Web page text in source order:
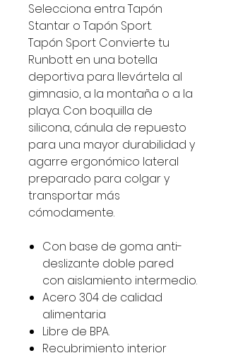
Selecciona entra Tapón
Stantar o Tapón Sport.
Tapón Sport Convierte tu
Runbott en una botella
deportiva para llevártela al
gimnasio, a la montaña o a la
playa. Con boquilla de
silicona, cánula de repuesto
para una mayor durabilidad y
agarre ergonómico lateral
preparado para colgar y
transportar más
cómodamente.
Con base de goma anti-
deslizante doble pared
con aislamiento intermedio.
Acero 304 de calidad
alimentaria
Libre de BPA.
Recubrimiento interior